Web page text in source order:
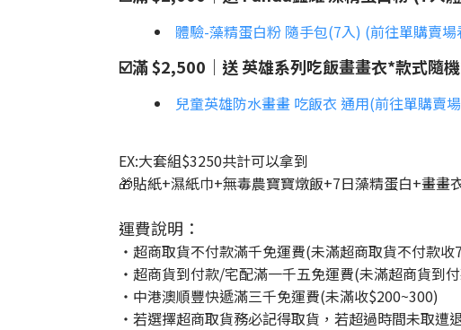
體驗-藻精蛋白粉 隨手包(7入) (前往單購賣場
☑️滿 $2,500｜送 英雄系列吃飯畫畫衣*款式隨機
兒童英雄防水畫畫 吃飯衣 通用(前往單購賣
EX:大套組$3250共計可以拿到
🎁貼紙+濕紙巾+無毒農寶寶燉飯+7日藻精蛋白+畫畫
運費說明：
・超商取貨不付款滿千免運費(未滿超商取貨不付款收
・超商貨到付款/宅配滿一千五免運費(未滿超商貨到
・中港澳順豐快遞滿三千免運費(未滿收$200~300)
・若選擇超商取貨務必記得取貨，若超過時間未取遭